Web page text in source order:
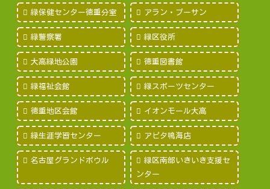
緑保健センター徳重分室 アラン・プーサン
緑警察署 緑区役所
大高緑地公園 徳重図書館
緑福祉会館 緑スポーツセンター
徳重地区会館 イオンモール大高
緑生涯学習センター アピタ鳴海店
名古屋グランドボウル
緑区南部いきいき支援セ
ンター